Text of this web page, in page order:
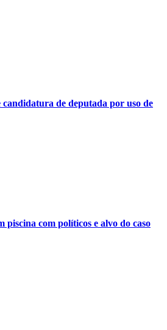
candidatura de deputada por uso de
piscina com políticos e alvo do caso